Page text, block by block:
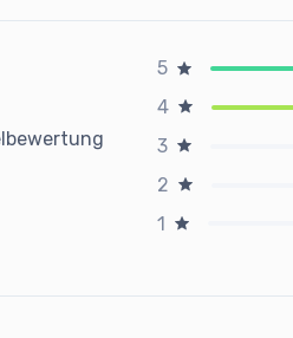
5
4
3
2
1